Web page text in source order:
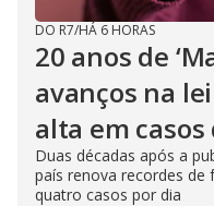
DO R7/HÁ 6 HORAS
20 anos de
avanços na
alta em
Duas décadas após a
país renova recordes
quatro casos por dia